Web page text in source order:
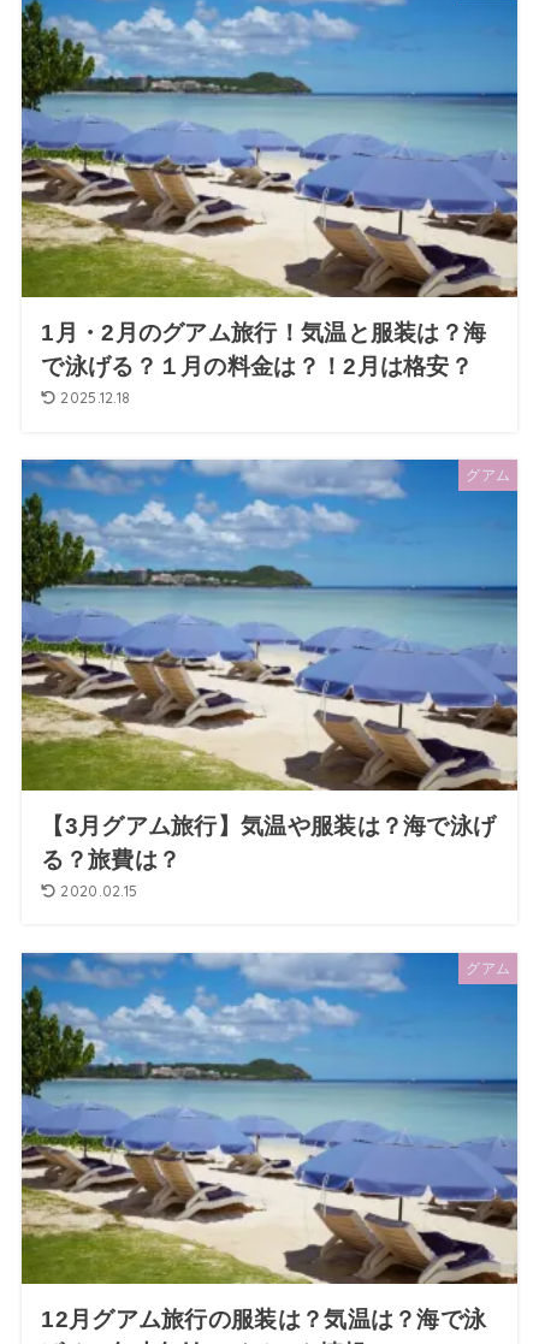
1月・2月のグアム旅行！気温と服装は？海
で泳げる？１月の料金は？！2月は格安？
2025.12.18
グアム
【3月グアム旅行】気温や服装は？海で泳げ
る？旅費は？
2020.02.15
グアム
12月グアム旅行の服装は？気温は？海で泳